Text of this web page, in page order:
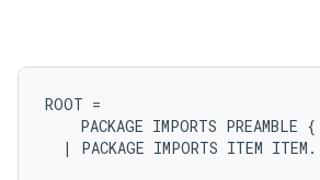
ROOT =
PACKAGE IMPORTS PREAMBLE {
|
PACKAGE IMPORTS ITEM ITEM